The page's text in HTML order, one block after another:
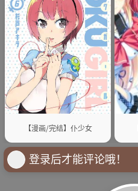
【漫画/完结】仆少女
登录后才能评论哦！